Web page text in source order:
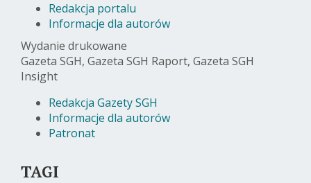
Redakcja portalu
Informacje dla autorów
Wydanie drukowane
Gazeta SGH, Gazeta SGH Raport, Gazeta SGH
Insight
Redakcja Gazety SGH
Informacje dla autorów
Patronat
TAGI